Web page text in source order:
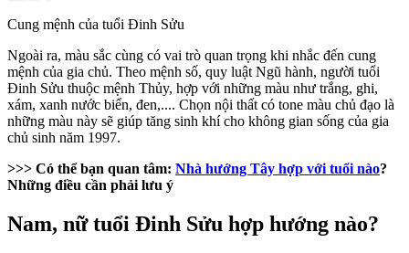
Cung mệnh của tuổi Đinh Sửu
Ngoài ra, màu sắc cùng có vai trò quan trọng khi nhắc đến cung
mệnh của gia chủ. Theo mệnh số, quy luật Ngũ hành, người tuổi
Đinh Sửu thuộc mệnh Thủy, hợp với những màu như trắng, ghi,
xám, xanh nước biển, đen,.... Chọn nội thất có tone màu chủ đạo là
những màu này sẽ giúp tăng sinh khí cho không gian sống của gia
chủ sinh năm 1997.
>>> Có thể bạn quan tâm: Nhà hướng Tây hợp với tuổi nào?
Những điều cần phải lưu ý
Nam, nữ tuổi Đinh Sửu hợp hướng nào?